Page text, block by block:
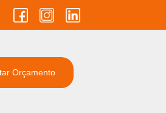
Orçamento